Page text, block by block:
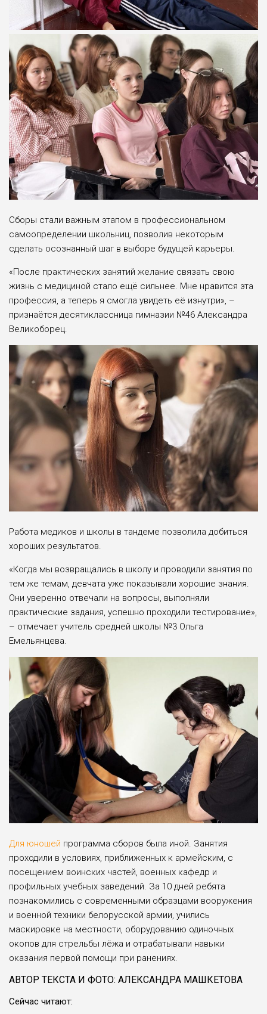
Сборы стали важным этапом в профессиональном
самоопределении школьниц, позволив некоторым
сделать осознанный шаг в выборе будущей карьеры.
«После практических занятий желание связать свою
жизнь с медициной стало ещё сильнее. Мне нравится эта
профессия, а теперь я смогла увидеть её изнутри», –
признаётся десятиклассница гимназии №46 Александра
Великоборец.
Работа медиков и школы в тандеме позволила добиться
хороших результатов.
«Когда мы возвращались в школу и проводили занятия по
тем же темам, девчата уже показывали хорошие знания.
Они уверенно отвечали на вопросы, выполняли
практические задания, успешно проходили тестирование»,
– отмечает учитель средней школы №3 Ольга
Емельянцева.
Для юношей программа сборов была иной. Занятия
проходили в условиях, приближенных к армейским, с
посещением воинских частей, военных кафедр и
профильных учебных заведений. За 10 дней ребята
познакомились с современными образцами вооружения
и военной техники белорусской армии, учились
маскировке на местности, оборудованию одиночных
окопов для стрельбы лёжа и отрабатывали навыки
оказания первой помощи при ранениях.
АВТОР ТЕКСТА И ФОТО: АЛЕКСАНДРА МАШКЕТОВА
Сейчас читают: